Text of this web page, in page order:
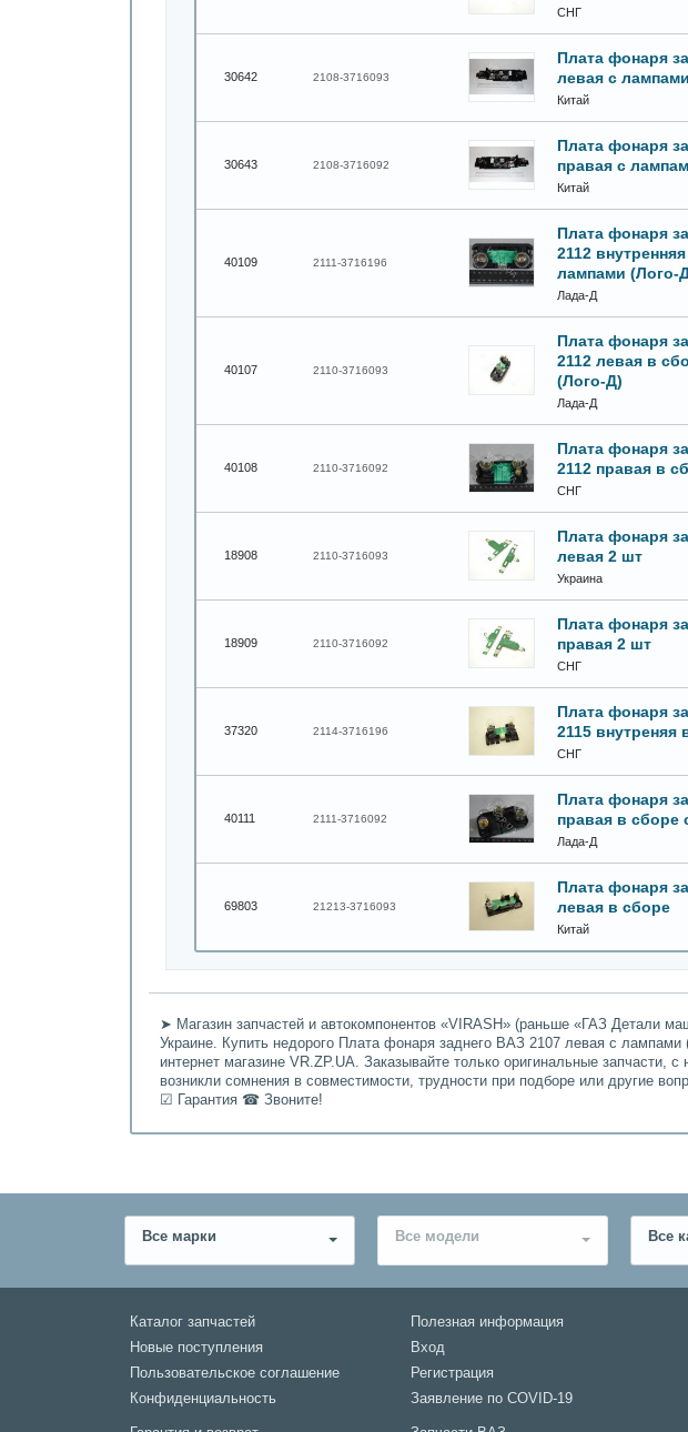
СНГ
30642 2108-3716093
Плата фонаря
левая с лампами
Китай
30643 2108-3716092
Плата фонаря
правая с
Китай
40109 2111-3716196
Плата фонаря
2112
лампами (Лого-
Лада-Д
40107 2110-3716093
Плата фонаря
2112 левая в
(Лого-Д)
Лада-Д
40108 2110-3716092
Плата фонаря
2112 правая в
СНГ
18908 2110-3716093
Плата фонаря
левая 2 шт
Украина
18909 2110-3716092
Плата фонаря
правая 2 шт
СНГ
37320 2114-3716196
Плата фонаря
2115 внутреняя
СНГ
40111 2111-3716092
Плата фонаря
правая в сборе
Лада-Д
69803 21213-3716093
Плата фонаря
левая в сборе
Китай
➤ Магазин запчастей и автокомпонентов «VIRASH» (раньше «ГАЗ Детали
Украине. Купить недорого Плата фонаря заднего ВАЗ 2107 левая с
интернет магазине VR.ZP.UA. Заказывайте только оригинальные
возникли сомнения в совместимости, трудности при подборе или другие
☑ Гарантия ☎ Звоните!
Все марки Все модели Все
Каталог запчастей
Новые поступления
Пользовательское соглашение
Конфиденциальность
Полезная информация
Вход
Регистрация
Заявление по COVID-19